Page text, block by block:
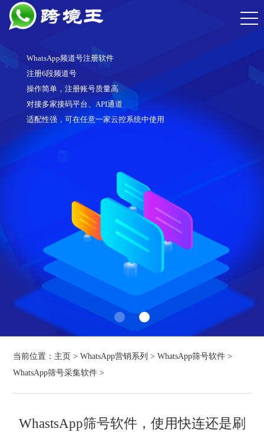
WhatsApp频道号注册软件
注册6段频道号
操作简单，注册账号质量高
对接多家接码平台、API通道
适配性强，可在任意一家云控系统中使用
当前位置： 主页 >WhatsApp营销系列 >WhatsApp筛号软件 >
WhatsApp筛号采集软件 >
WhastsApp筛号软件，使用快连还是刷